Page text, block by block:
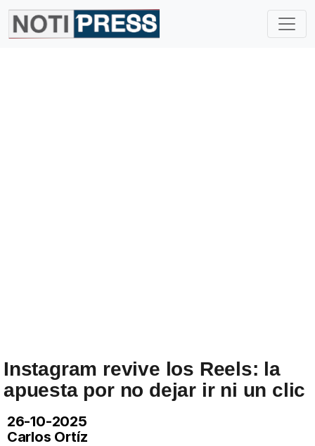
Instagram revive los Reels: la
apuesta por no dejar ir ni un clic
26-10-2025
Carlos Ortíz